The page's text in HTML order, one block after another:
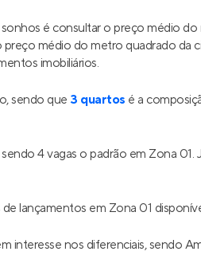
é consultar o preço médio
preço médio do metro quadrado da
imobiliários.
sendo que 3 quartos é a
4 vagas o padrão em Zona
lançamentos em Zona 01
nos diferenciais, sendo